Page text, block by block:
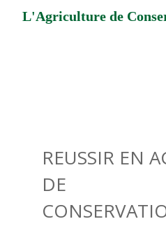
L'Agriculture de
REUSSIR EN
DE